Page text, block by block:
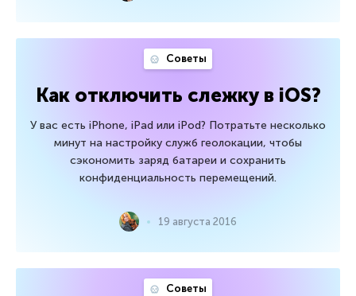
Советы
Как отключить слежку в iOS?
У вас есть iPhone, iPad или iPod? Потратьте несколько
минут на настройку служб геолокации, чтобы
сэкономить заряд батареи и сохранить
конфиденциальность перемещений.
19 августа 2016
Советы